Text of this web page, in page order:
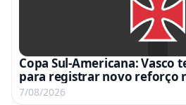
Copa Sul-Americana: Vasco
para registrar novo reforço
7/08/2026